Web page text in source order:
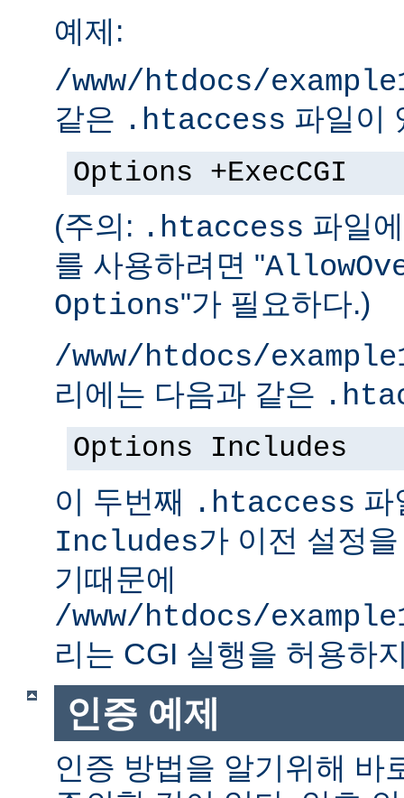
예제:
/www/htdocs/
같은 .htaccess 파일이
Options +ExecCGI
(주의: .htaccess 파일
를 사용하려면 "
Options"가 필요하다.)
/www/htdocs/
리에는 다음과 같은
Options Includes
이 두번째 .htaccess
Includes가 이전 설정
기때문에
/www/htdocs/
리는 CGI 실행을 허용하
인증 예제
인증 방법을 알기위해 바